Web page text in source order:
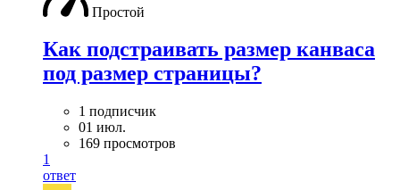
Простой
Как подстраивать размер канваса
под размер страницы?
1 подписчик
01 июл.
169 просмотров
1
ответ